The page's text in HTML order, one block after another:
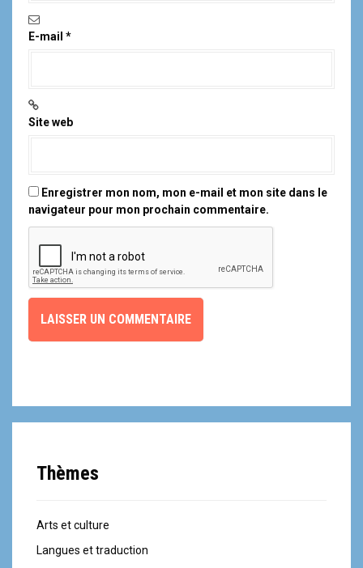
E-mail *
Site web
Enregistrer mon nom, mon e-mail et mon site dans le
navigateur pour mon prochain commentaire.
Thèmes
Arts et culture
Langues et traduction